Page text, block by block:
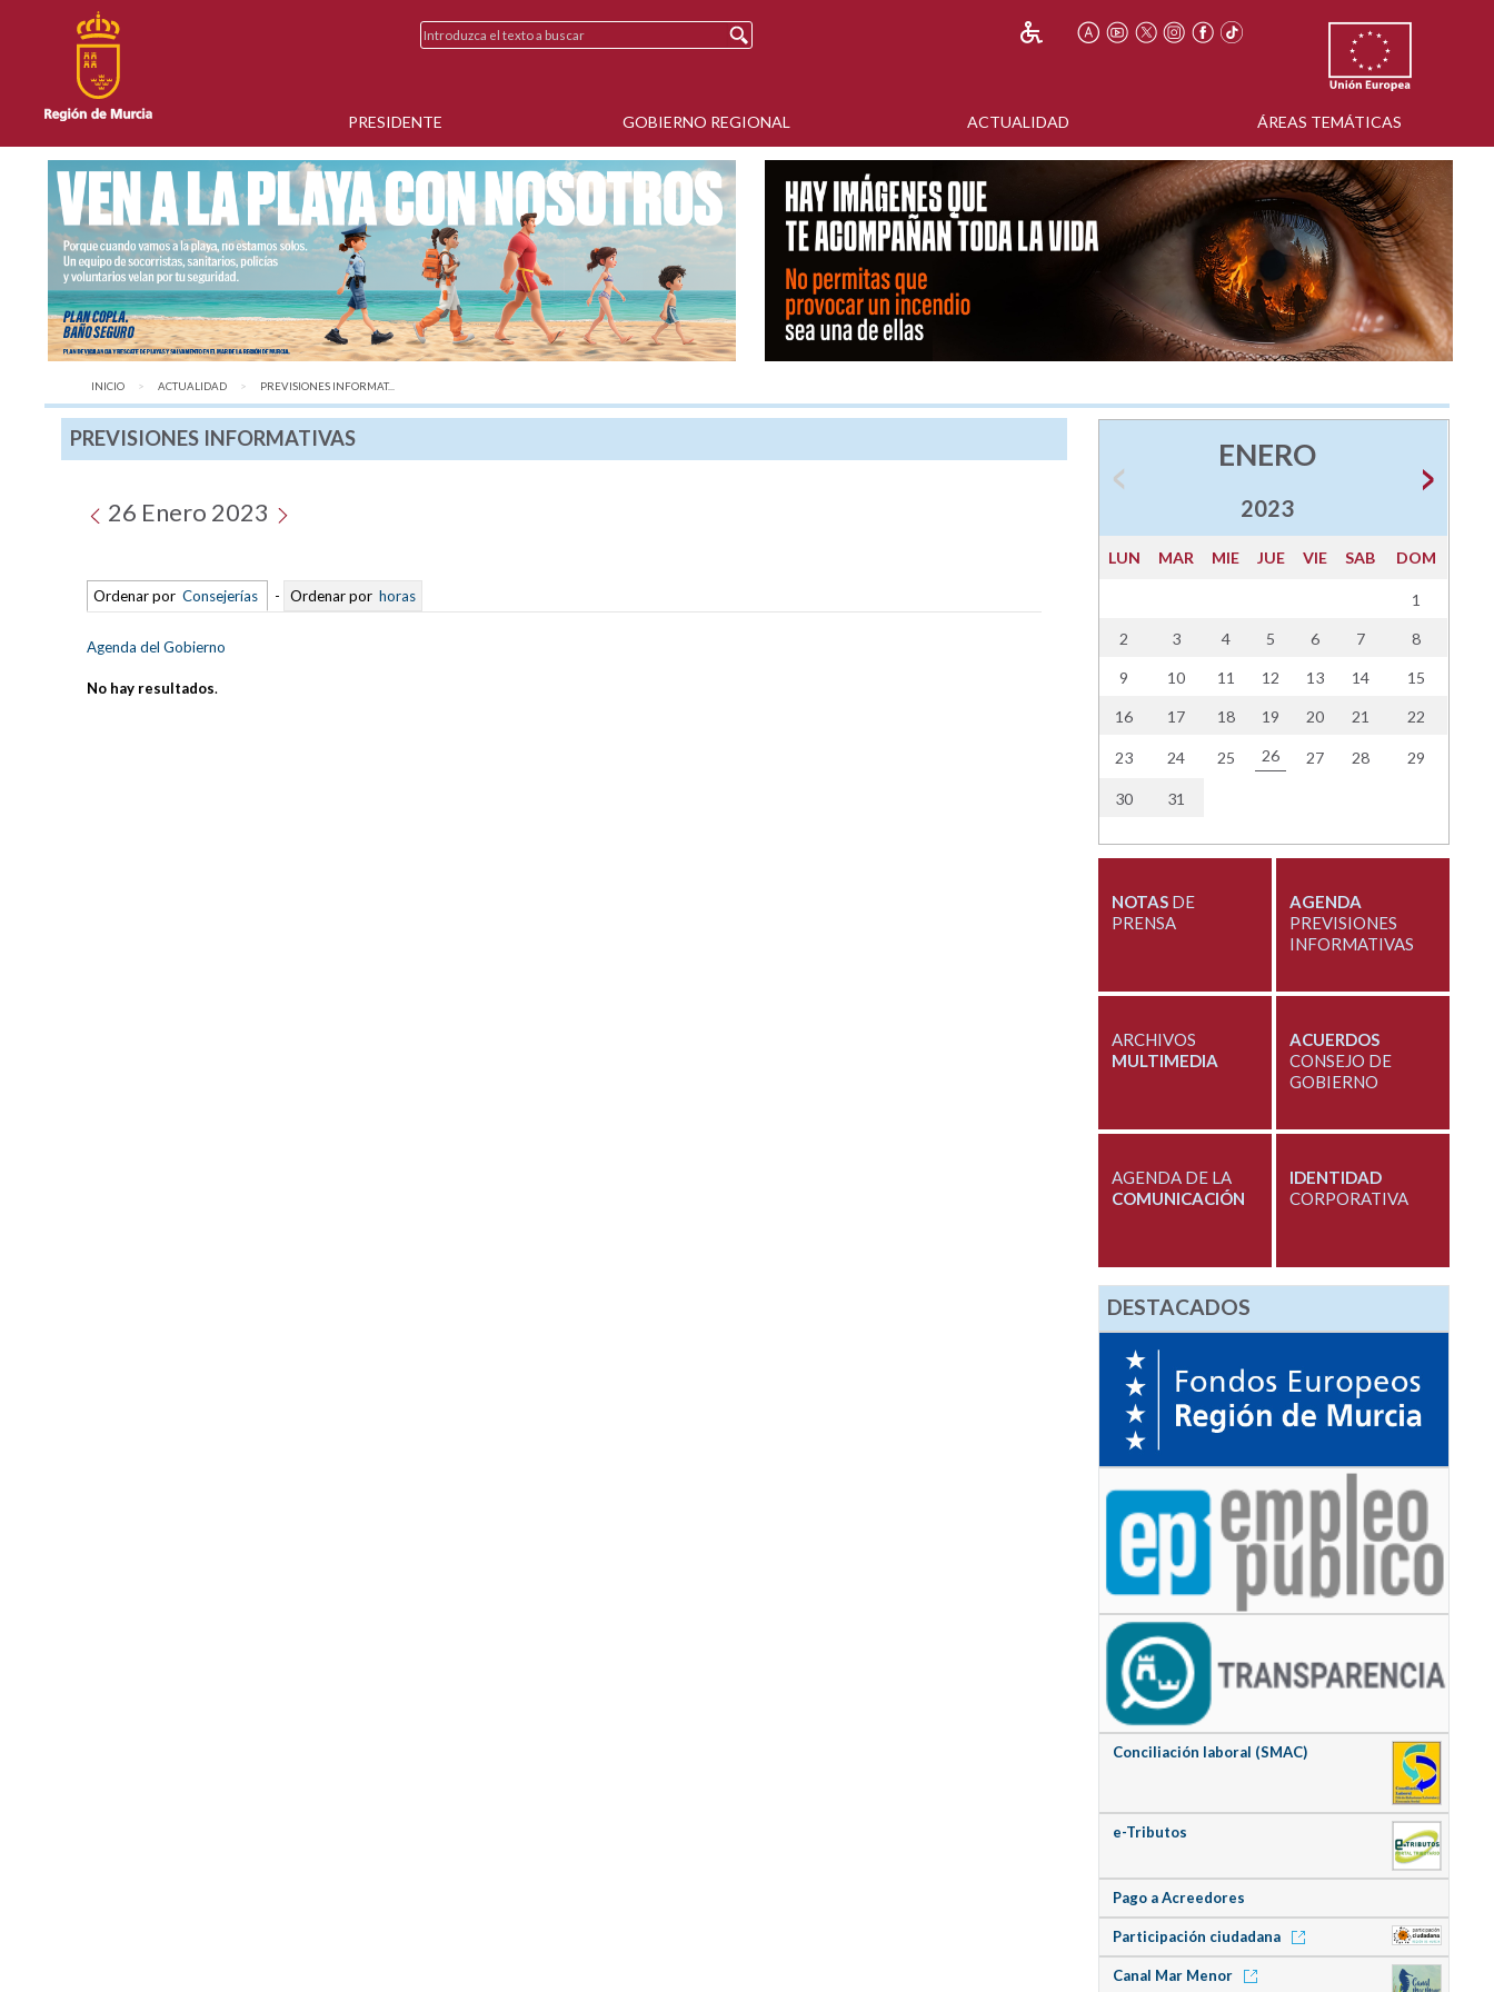
PRESIDENTE GOBIERNO REGIONAL ACTUALIDAD ÁREAS TEMÁTICAS
INICIO ACTUALIDAD AQUÍ:
PREVISIONES INFORMAT...
PREVISIONES INFORMATIVAS
26 Enero 2023
Ordenar por Consejerías - Ordenar por horas
Agenda del Gobierno
No hay resultados.
ENERO
2023
LUN MAR MIE JUE VIE SAB DOM
1
2 3 4 5 6 7 8
9 10 11 12 13 14 15
16 17 18 19 20 21 22
23 24 25 26 27 28 29
30 31
NOTASDE
PRENSA
AGENDA
PREVISIONES
INFORMATIVAS
ARCHIVOS
MULTIMEDIA
ACUERDOS
CONSEJO DE
GOBIERNO
AGENDA DE LA
COMUNICACIÓN
IDENTIDAD
CORPORATIVA
DESTACADOS
Conciliación laboral (SMAC)
e-Tributos
Pago a Acreedores
Participación ciudadana
Canal Mar Menor